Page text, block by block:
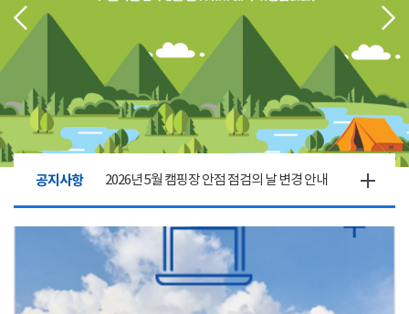
공지사항 2026년 5월 캠핑장 안점 점검의 날 변경 안내
캠핑장(9월1일~6일) 미운영 공지